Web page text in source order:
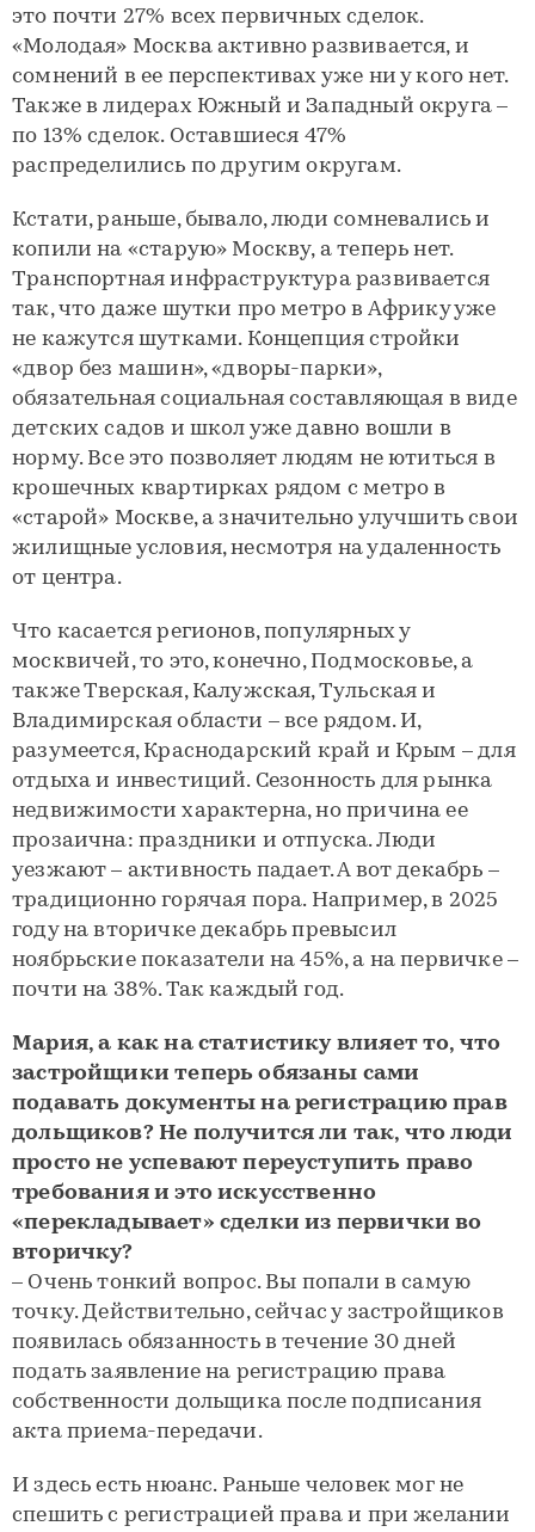
это почти 27% всех первичных сделок.
«Молодая» Москва активно развивается, и
сомнений в ее перспективах уже ни у кого нет.
Также в лидерах Южный и Западный округа –
по 13% сделок. Оставшиеся 47%
распределились по другим округам.
Кстати, раньше, бывало, люди сомневались и
копили на «старую» Москву, а теперь нет.
Транспортная инфраструктура развивается
так, что даже шутки про метро в Африку уже
не кажутся шутками. Концепция стройки
«двор без машин», «дворы-парки»,
обязательная социальная составляющая в виде
детских садов и школ уже давно вошли в
норму. Все это позволяет людям не ютиться в
крошечных квартирках рядом с метро в
«старой» Москве, а значительно улучшить свои
жилищные условия, несмотря на удаленность
от центра.
Что касается регионов, популярных у
москвичей, то это, конечно, Подмосковье, а
также Тверская, Калужская, Тульская и
Владимирская области – все рядом. И,
разумеется, Краснодарский край и Крым – для
отдыха и инвестиций. Сезонность для рынка
недвижимости характерна, но причина ее
прозаична: праздники и отпуска. Люди
уезжают – активность падает. А вот декабрь –
традиционно горячая пора. Например, в 2025
году на вторичке декабрь превысил
ноябрьские показатели на 45%, а на первичке –
почти на 38%. Так каждый год.
Мария, а как на статистику влияет то, что
застройщики теперь обязаны сами
подавать документы на регистрацию прав
дольщиков? Не получится ли так, что люди
просто не успевают переуступить право
требования и это искусственно
«перекладывает» сделки из первички во
вторичку?
– Очень тонкий вопрос. Вы попали в самую
точку. Действительно, сейчас у застройщиков
появилась обязанность в течение 30 дней
подать заявление на регистрацию права
собственности дольщика после подписания
акта приема-передачи.
И здесь есть нюанс. Раньше человек мог не
спешить с регистрацией права и при желании